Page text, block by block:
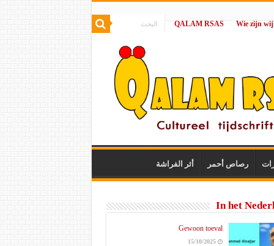
|
QALAM RSAS
رصاص أحمر أثر الفراشة
In het
Gewoon toeval
15/10/2025